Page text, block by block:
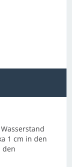
1 cm in den
den